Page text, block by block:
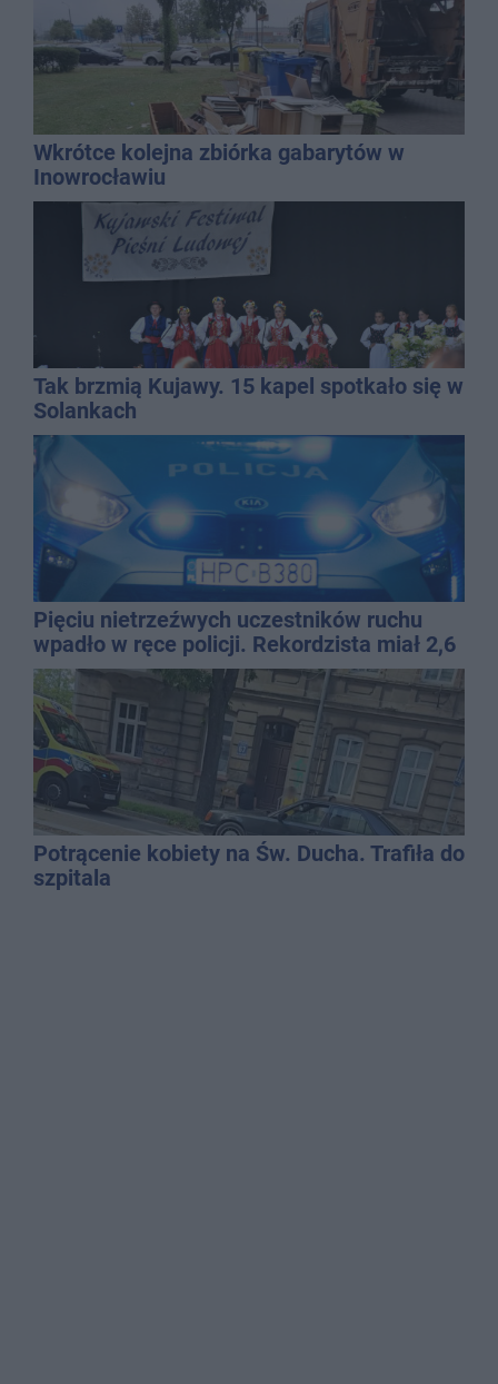
Wkrótce kolejna zbiórka gabarytów w
Inowrocławiu
Tak brzmią Kujawy. 15 kapel spotkało się w
Solankach
Pięciu nietrzeźwych uczestników ruchu
wpadło w ręce policji. Rekordzista miał 2,6
promila
Potrącenie kobiety na Św. Ducha. Trafiła do
szpitala